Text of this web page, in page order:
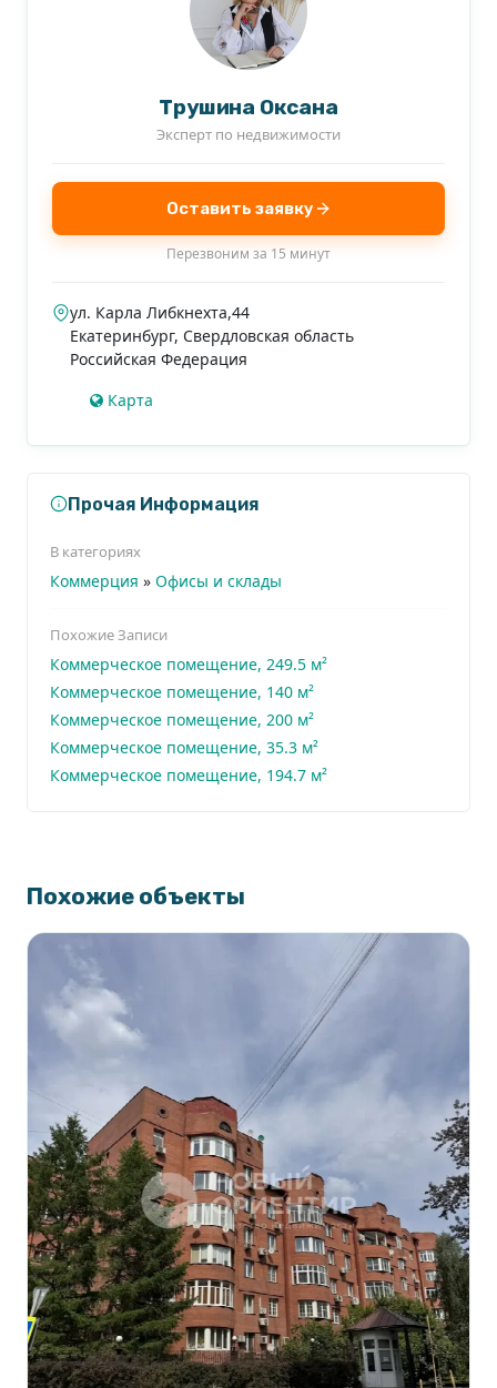
Не упустите шанс!
Трушина Оксана
Эксперт по недвижимости
Оставить заявку
Перезвоним за 15 минут
ул. Карла Либкнехта,44
Екатеринбург, Свердловская область
Российская Федерация
Карта
Прочая Информация
В категориях
Коммерция » Офисы и склады
Похожие Записи
Коммерческое помещение, 249.5 м²
Коммерческое помещение, 140 м²
Коммерческое помещение, 200 м²
Коммерческое помещение, 35.3 м²
Коммерческое помещение, 194.7 м²
Похожие объекты